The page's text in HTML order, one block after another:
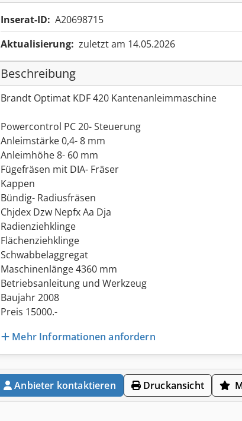
Inserat-ID: A20698715
Aktualisierung: zuletzt am 14.05.2026
Beschreibung
Brandt Optimat KDF 420 Kantenanleimmaschine
Powercontrol PC 20- Steuerung
Anleimstärke 0,4- 8 mm
Anleimhöhe 8- 60 mm
Fügefräsen mit DIA- Fräser
Kappen
Bündig- Radiusfräsen
Chjdex Dzw Nepfx Aa Dja
Radienziehklinge
Flächenziehklinge
Schwabbelaggregat
Maschinenlänge 4360 mm
Betriebsanleitung und Werkzeug
Baujahr 2008
Preis 15000.-
Mehr Informationen anfordern
Anbieter kontaktieren Druckansicht